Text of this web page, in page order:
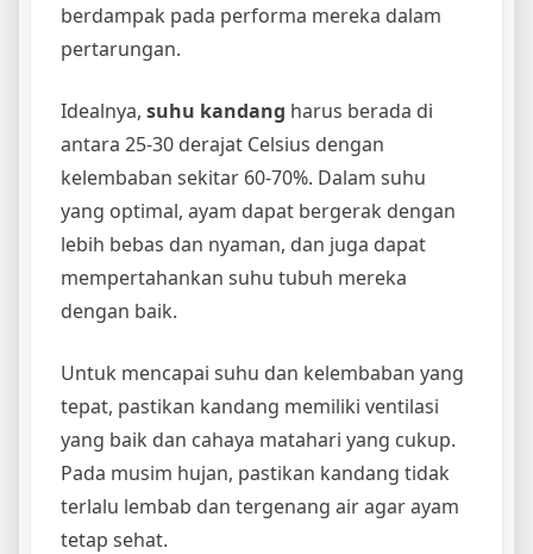
berdampak pada performa mereka dalam
pertarungan.
Idealnya, suhu kandang harus berada di
antara 25-30 derajat Celsius dengan
kelembaban sekitar 60-70%. Dalam suhu
yang optimal, ayam dapat bergerak dengan
lebih bebas dan nyaman, dan juga dapat
mempertahankan suhu tubuh mereka
dengan baik.
Untuk mencapai suhu dan kelembaban yang
tepat, pastikan kandang memiliki ventilasi
yang baik dan cahaya matahari yang cukup.
Pada musim hujan, pastikan kandang tidak
terlalu lembab dan tergenang air agar ayam
tetap sehat.